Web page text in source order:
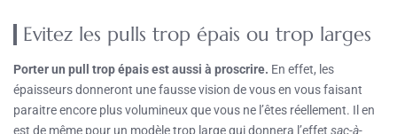
Evitez les pulls trop épais ou trop larges
Porter un pull trop épais est aussi à proscrire. En effet, les
épaisseurs donneront une fausse vision de vous en vous faisant
paraitre encore plus volumineux que vous ne l’êtes réellement. Il en
est de même pour un modèle trop large qui donnera l’effet sac-à-